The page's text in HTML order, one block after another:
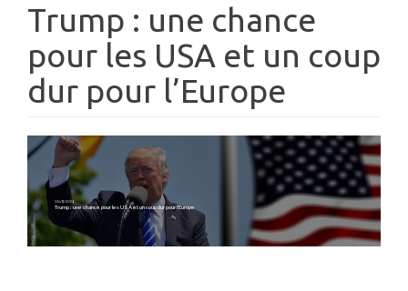
Trump : une chance
pour les USA et un coup
dur pour l’Europe
06/11/2024
Trump : une chance pour les USA et un coup dur pour l’Europe